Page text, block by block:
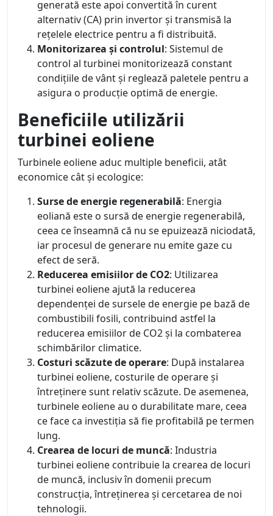
generată este apoi convertită în curent
alternativ (CA) prin invertor și transmisă la
rețelele electrice pentru a fi distribuită.
Monitorizarea și controlul: Sistemul de
control al turbinei monitorizează constant
condițiile de vânt și reglează paletele pentru a
asigura o producție optimă de energie.
Beneficiile utilizării
turbinei eoliene
Turbinele eoliene aduc multiple beneficii, atât
economice cât și ecologice:
Surse de energie regenerabilă: Energia
eoliană este o sursă de energie regenerabilă,
ceea ce înseamnă că nu se epuizează niciodată,
iar procesul de generare nu emite gaze cu
efect de seră.
Reducerea emisiilor de CO2: Utilizarea
turbinei eoliene ajută la reducerea
dependenței de sursele de energie pe bază de
combustibili fosili, contribuind astfel la
reducerea emisiilor de CO2 și la combaterea
schimbărilor climatice.
Costuri scăzute de operare: După instalarea
turbinei eoliene, costurile de operare și
întreținere sunt relativ scăzute. De asemenea,
turbinele eoliene au o durabilitate mare, ceea
ce face ca investiția să fie profitabilă pe termen
lung.
Crearea de locuri de muncă: Industria
turbinei eoliene contribuie la crearea de locuri
de muncă, inclusiv în domenii precum
construcția, întreținerea și cercetarea de noi
tehnologii.